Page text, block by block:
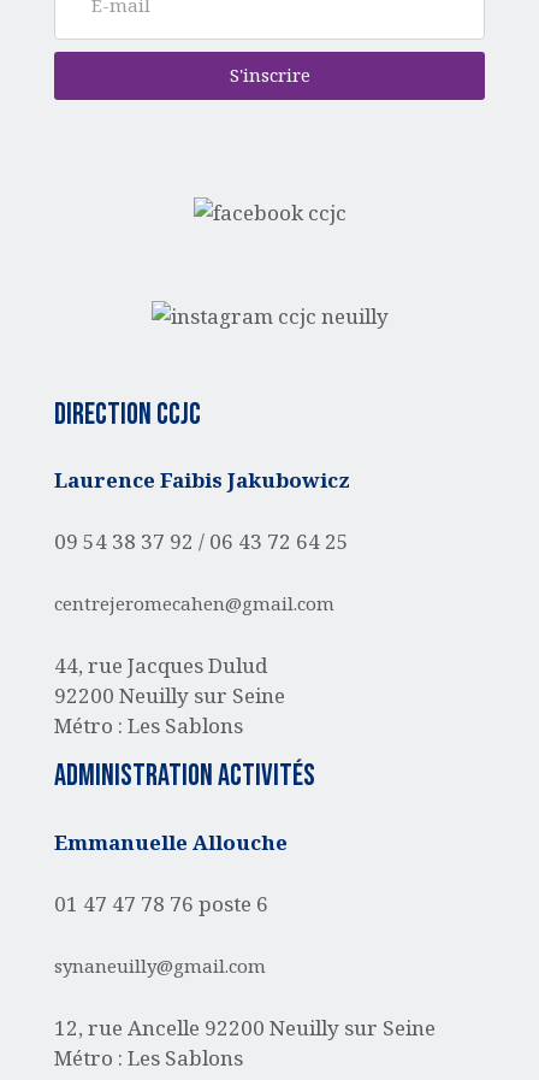
S'inscrire
Direction CCJC
Laurence Faibis Jakubowicz
09 54 38 37 92 / 06 43 72 64 25
centrejeromecahen@gmail.com
44, rue Jacques Dulud
92200 Neuilly sur Seine
Métro : Les Sablons
administration activités
Emmanuelle Allouche
01 47 47 78 76 poste 6
synaneuilly@gmail.com
12, rue Ancelle 92200 Neuilly sur Seine
Métro : Les Sablons